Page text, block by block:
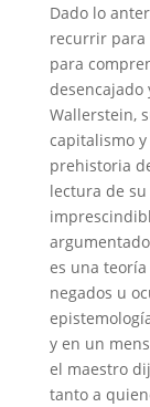
Dado lo
recurrir para
para
desencajado
Wallerstein,
capitalismo
prehistoria
lectura de
es una
negados u
y en un
el maestro
tanto a